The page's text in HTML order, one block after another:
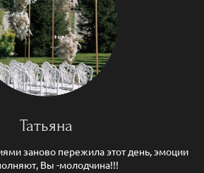
Татьяна
заново пережила этот день, эмоции
Вы -молодчина!!!